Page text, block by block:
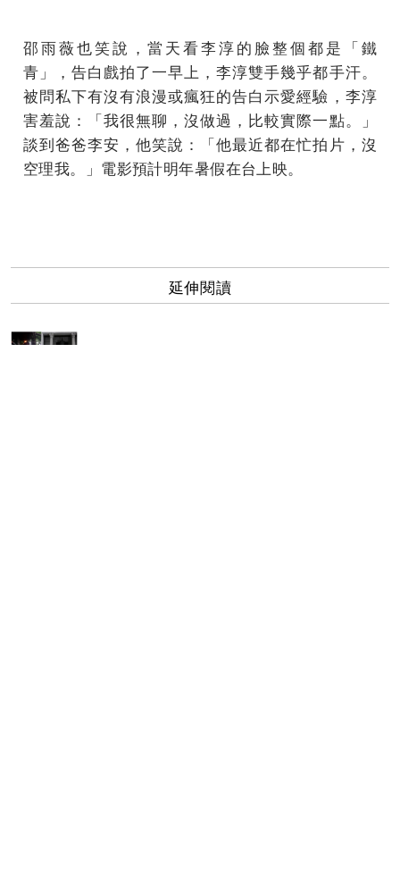
邵雨薇也笑說，當天看李淳的臉整個都是「鐵
青」，告白戲拍了一早上，李淳雙手幾乎都手汗。
被問私下有沒有浪漫或瘋狂的告白示愛經驗，李淳
害羞說：「我很無聊，沒做過，比較實際一點。」
談到爸爸李安，他笑說：「他最近都在忙拍片，沒
空理我。」電影預計明年暑假在台上映。
延伸閱讀